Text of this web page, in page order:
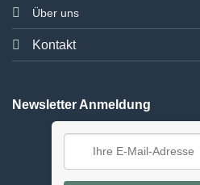
Über uns
Kontakt
Newsletter Anmeldung